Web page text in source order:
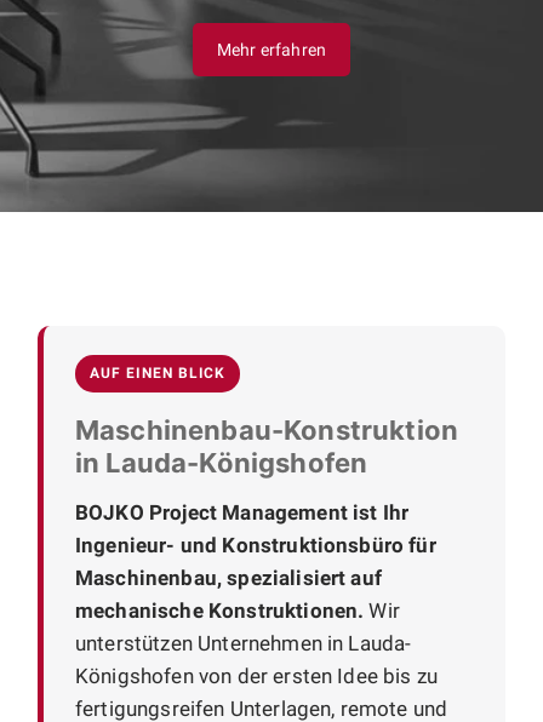
Mehr erfahren
AUF EINEN BLICK
Maschinenbau-Konstruktion
in Lauda-Königshofen
BOJKO Project Management ist Ihr
Ingenieur- und Konstruktionsbüro für
Maschinenbau, spezialisiert auf
mechanische Konstruktionen. Wir
unterstützen Unternehmen in Lauda-
Königshofen von der ersten Idee bis zu
fertigungsreifen Unterlagen, remote und